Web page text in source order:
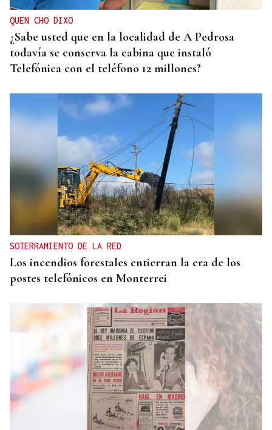
QUEN CHO DIXO
¿Sabe usted que en la localidad de A Pedrosa
todavía se conserva la cabina que instaló
Telefónica con el teléfono 12 millones?
SOTERRAMIENTO DE LA RED
Los incendios forestales entierran la era de los
postes telefónicos en Monterrei